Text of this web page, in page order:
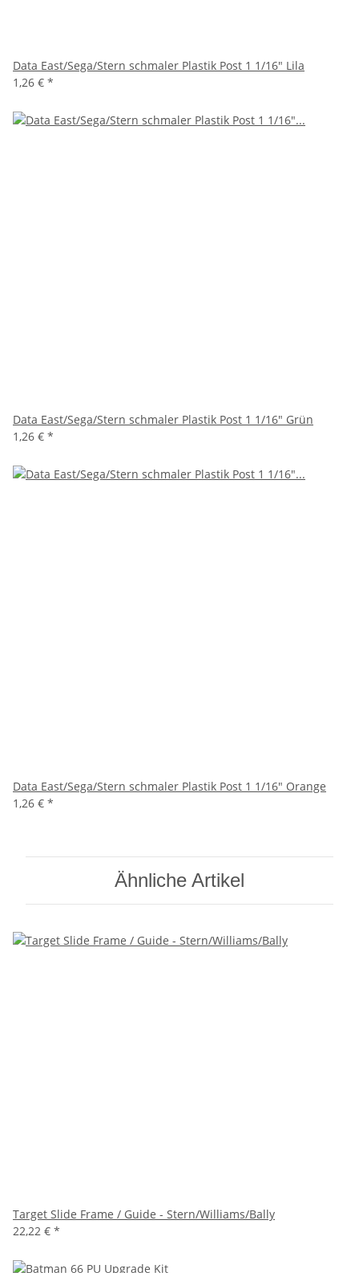
Data East/Sega/Stern schmaler Plastik Post 1 1/16" Lila
1,26 € *
Data East/Sega/Stern schmaler Plastik Post 1 1/16" Grün
1,26 € *
Data East/Sega/Stern schmaler Plastik Post 1 1/16" Orange
1,26 € *
Ähnliche Artikel
Target Slide Frame / Guide - Stern/Williams/Bally
22,22 € *